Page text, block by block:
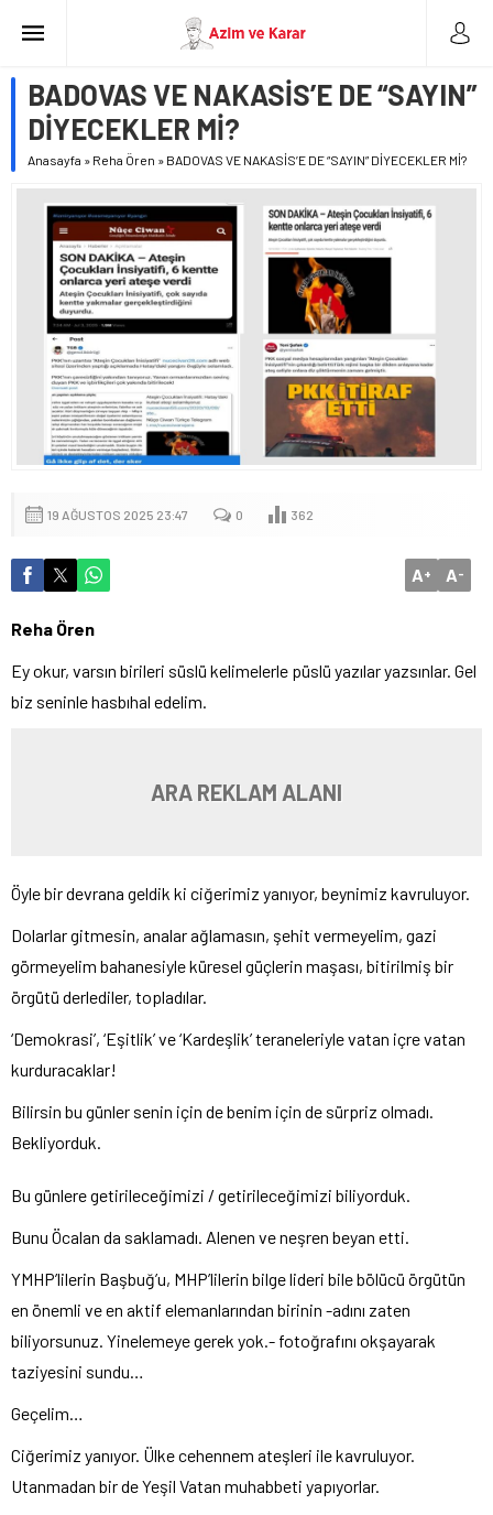
BADOVAS VE NAKASİS’E DE “SAYIN”
DİYECEKLER Mİ?
Anasayfa » Reha Ören » BADOVAS VE NAKASİS’E DE “SAYIN” DİYECEKLER Mİ?
19 AĞUSTOS 2025 23:47 0 362
A+ A-
Reha Ören
Ey okur, varsın birileri süslü kelimelerle püslü yazılar yazsınlar. Gel
biz seninle hasbıhal edelim.
ARA REKLAM ALANI
Öyle bir devrana geldik ki ciğerimiz yanıyor, beynimiz kavruluyor.
Dolarlar gitmesin, analar ağlamasın, şehit vermeyelim, gazi
görmeyelim bahanesiyle küresel güçlerin maşası, bitirilmiş bir
örgütü derlediler, topladılar.
‘Demokrasi’, ‘Eşitlik’ ve ‘Kardeşlik’ teraneleriyle vatan içre vatan
kurduracaklar!
Bilirsin bu günler senin için de benim için de sürpriz olmadı.
Bekliyorduk.
Bu günlere getirileceğimizi / getirileceğimizi biliyorduk.
Bunu Öcalan da saklamadı. Alenen ve neşren beyan etti.
YMHP’lilerin Başbuğ’u, MHP’lilerin bilge lideri bile bölücü örgütün
en önemli ve en aktif elemanlarından birinin -adını zaten
biliyorsunuz. Yinelemeye gerek yok.- fotoğrafını okşayarak
taziyesini sundu…
Geçelim…
Ciğerimiz yanıyor. Ülke cehennem ateşleri ile kavruluyor.
Utanmadan bir de Yeşil Vatan muhabbeti yapıyorlar.